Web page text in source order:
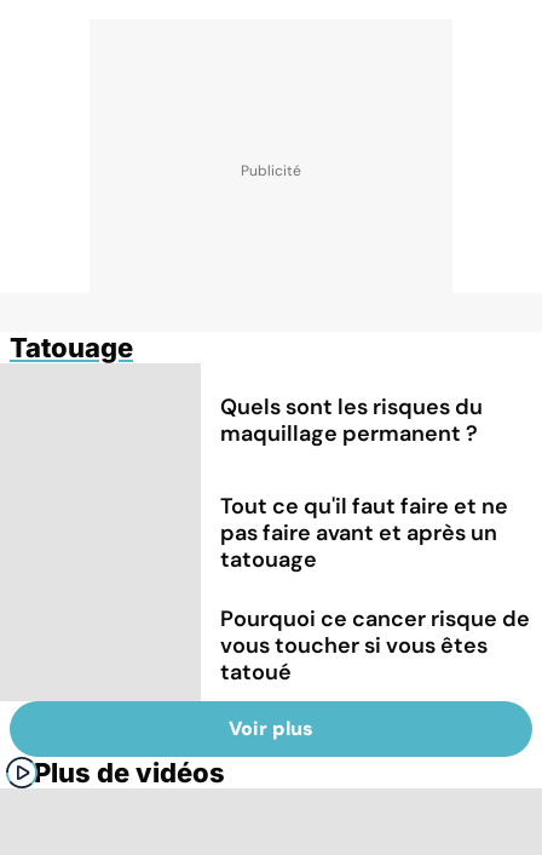
Tatouage
Quels sont les risques du
maquillage permanent ?
Tout ce qu'il faut faire et ne
pas faire avant et après un
tatouage
Pourquoi ce cancer risque de
vous toucher si vous êtes
tatoué
Voir plus
Plus de vidéos